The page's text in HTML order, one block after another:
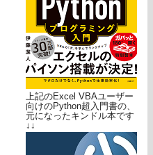
上記のExcel VBAユーザー
向けのPython超入門書の、
元になったキンドル本です
↓↓